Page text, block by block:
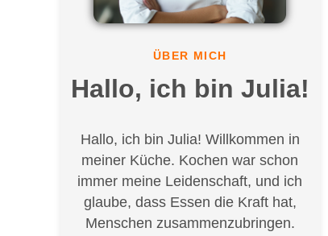
ÜBER MICH
Hallo, ich bin Julia!
Hallo, ich bin Julia! Willkommen in
meiner Küche. Kochen war schon
immer meine Leidenschaft, und ich
glaube, dass Essen die Kraft hat,
Menschen zusammenzubringen.